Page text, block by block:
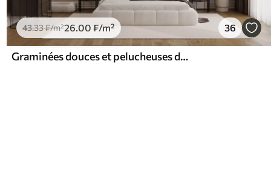
43.33₣/m²26 .00 ₣/m² 36
Graminées douces et pelucheuses dans les tons beige et gris